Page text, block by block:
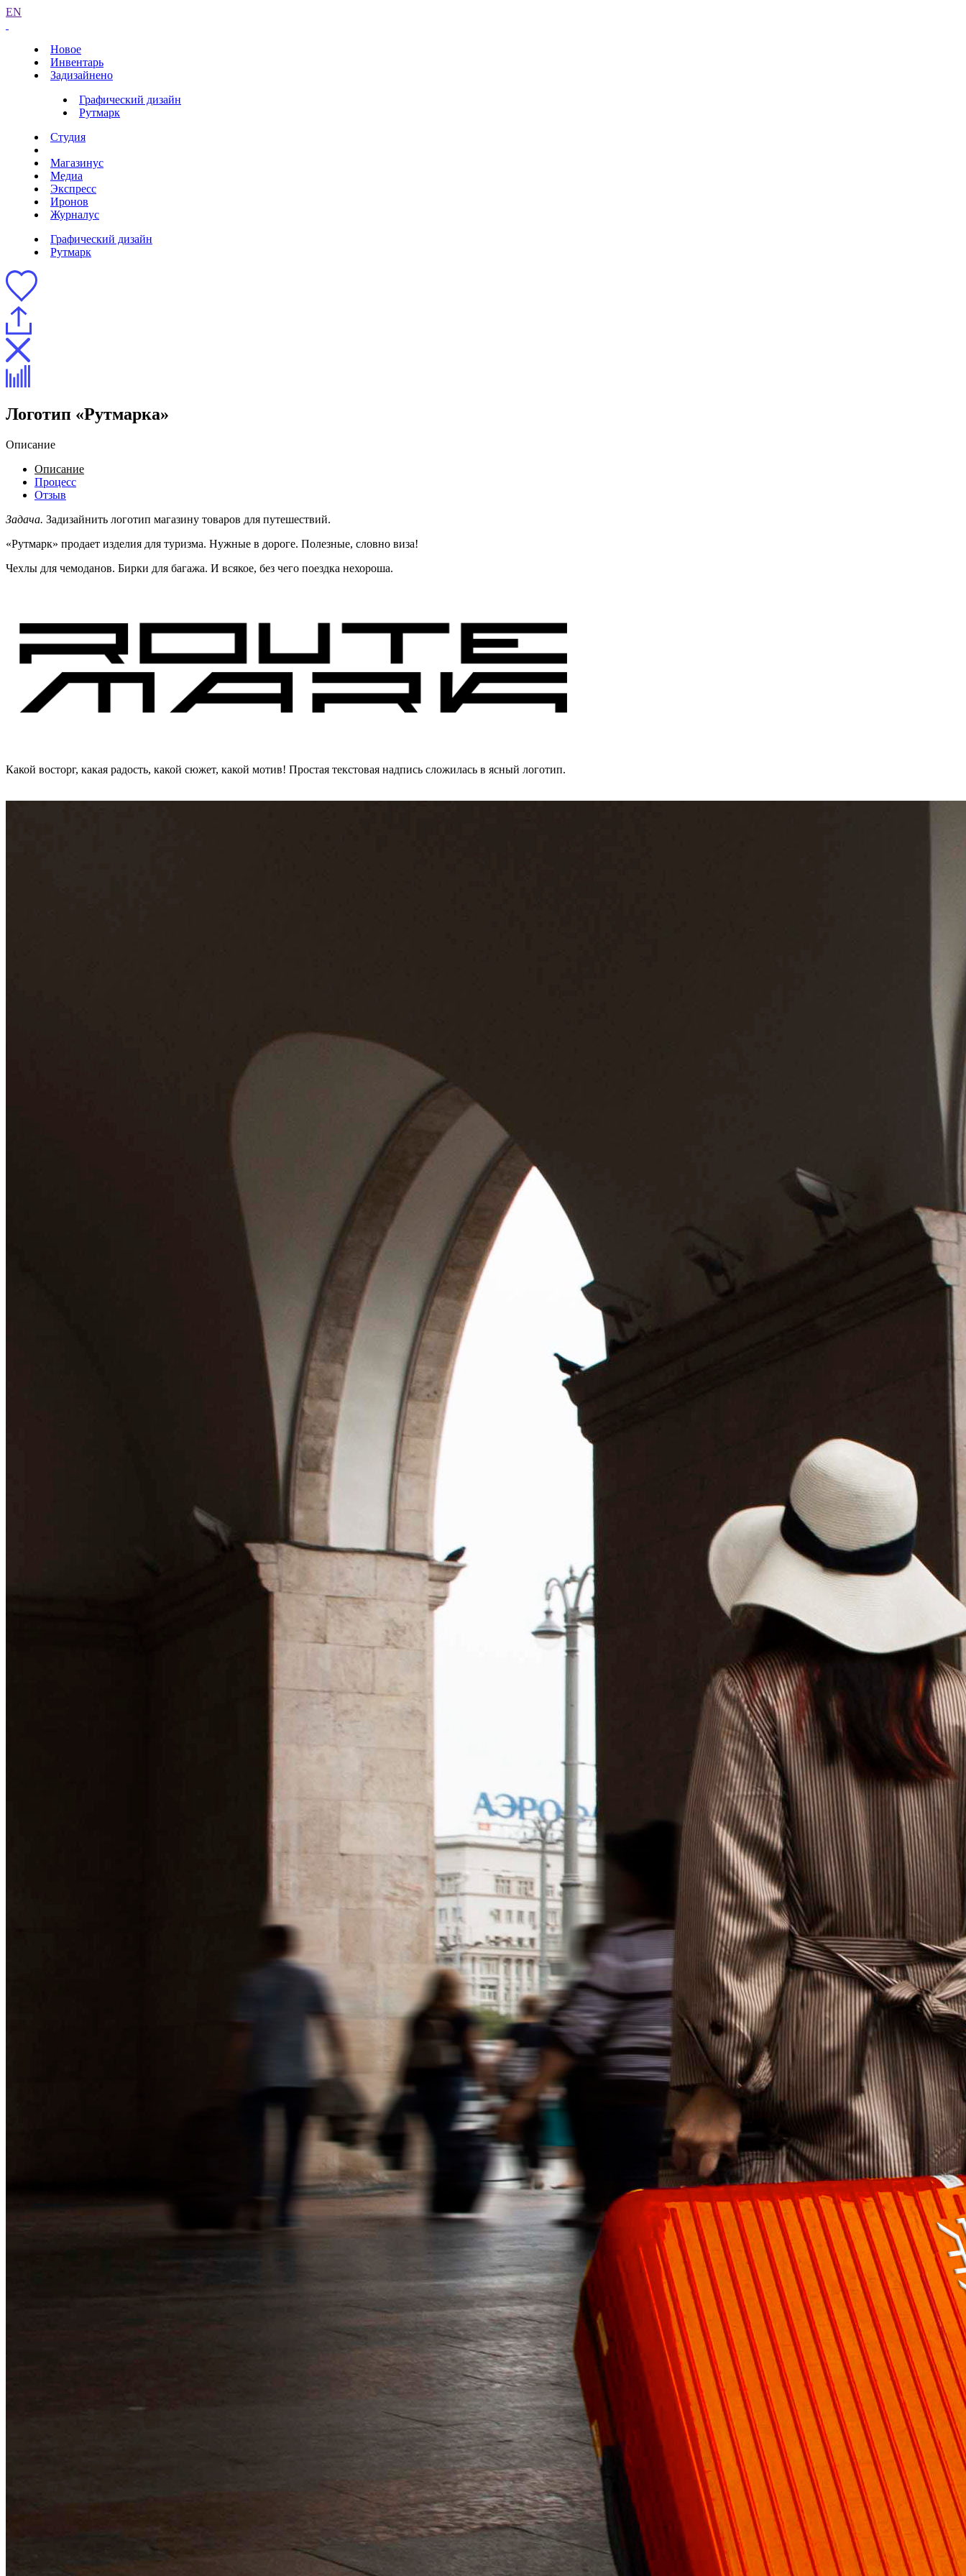
EN
Новое
Инвентарь
Задизайнено
Графический дизайн
Рутмарк
Студия
Магазинус
Медиа
Экспресс
Иронов
Журналус
Графический дизайн
Рутмарк
Логотип «Рутмарка»
Описание
Описание
Процесс
Отзыв
Задача. Задизайнить логотип магазину товаров для путешествий.
«Рутмарк» продает изделия для туризма. Нужные в дороге. Полезные, словно виза!
Чехлы для чемоданов. Бирки для багажа. И всякое, без чего поездка нехороша.
Какой восторг, какая радость, какой сюжет, какой мотив! Простая текстовая надпись сложилась в ясный логотип.